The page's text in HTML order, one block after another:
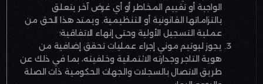
الواجبة أو تقييم المخاطر أو أي غرض آخر يتعلق
بالتزاماتها القانونية أو التنظيمية. ويمتد هذا الحق من
عملية التسجيل الأولية وحتى إنهاء الاتفاقية؛
يجوز لبوتيم موني إجراء عمليات تحقق إضافية من
هوية التاجر وجدارته الائتمانية وخلفيته، بما في ذلك عن
طريق الاتصال بالسجلات والجهات الحكومية ذات الصلة